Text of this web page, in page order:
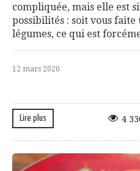
compliquée, mais elle est
possibilités : soit vous
légumes, ce qui est
12 mars 2020
Lire plus 4